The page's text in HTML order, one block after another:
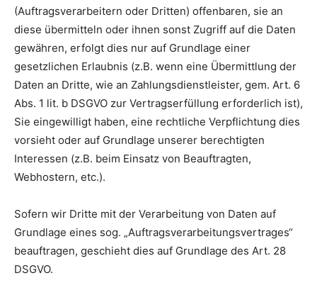
(Auftragsverarbeitern oder Dritten) offenbaren, sie an
diese übermitteln oder ihnen sonst Zugriff auf die Daten
gewähren, erfolgt dies nur auf Grundlage einer
gesetzlichen Erlaubnis (z.B. wenn eine Übermittlung der
Daten an Dritte, wie an Zahlungsdienstleister, gem. Art. 6
Abs. 1 lit. b DSGVO zur Vertragserfüllung erforderlich ist),
Sie eingewilligt haben, eine rechtliche Verpflichtung dies
vorsieht oder auf Grundlage unserer berechtigten
Interessen (z.B. beim Einsatz von Beauftragten,
Webhostern, etc.).
Sofern wir Dritte mit der Verarbeitung von Daten auf
Grundlage eines sog. „Auftragsverarbeitungsvertrages“
beauftragen, geschieht dies auf Grundlage des Art. 28
DSGVO.